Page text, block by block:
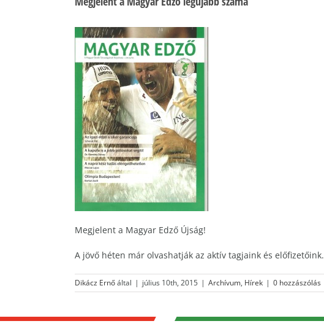
Megjelent a Magyar Edző Újság!
A jövő héten már olvashatják az aktív tagjaink és előfizetőink.
Dikácz Ernőáltal | július 10th, 2015 | Archívum, Hírek | 0 hozzászólás